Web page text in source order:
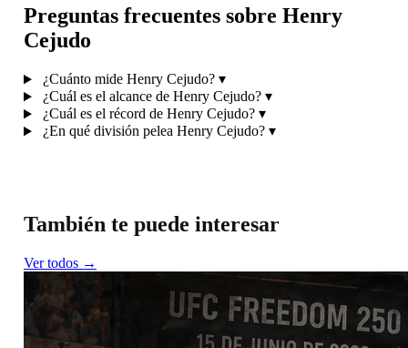
Preguntas frecuentes sobre Henry
Cejudo
¿Cuánto mide Henry Cejudo? ▾
¿Cuál es el alcance de Henry Cejudo? ▾
¿Cuál es el récord de Henry Cejudo? ▾
¿En qué división pelea Henry Cejudo? ▾
También te puede interesar
Ver todos →